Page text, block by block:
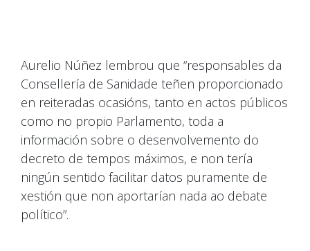
Aurelio Núñez lembrou que “responsables da
Consellería de Sanidade teñen proporcionado
en reiteradas ocasións, tanto en actos públicos
como no propio Parlamento, toda a
información sobre o desenvolvemento do
decreto de tempos máximos, e non tería
ningún sentido facilitar datos puramente de
xestión que non aportarían nada ao debate
político”.